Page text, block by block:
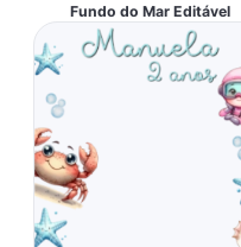
Fundo do Mar Editável